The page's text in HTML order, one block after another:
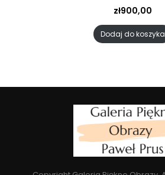
zł900,00
Dodaj do koszyka